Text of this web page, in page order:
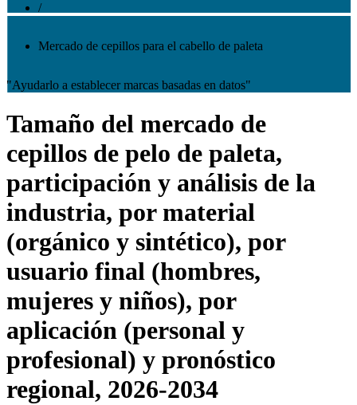
/
Mercado de cepillos para el cabello de paleta
"Ayudarlo a establecer marcas basadas en datos"
Tamaño del mercado de
cepillos de pelo de paleta,
participación y análisis de la
industria, por material
(orgánico y sintético), por
usuario final (hombres,
mujeres y niños), por
aplicación (personal y
profesional) y pronóstico
regional, 2026-2034